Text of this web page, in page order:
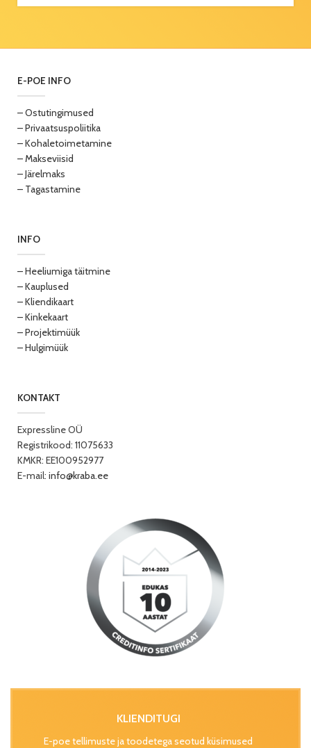
E-POE INFO
– Ostutingimused
– Privaatsuspoliitika
– Kohaletoimetamine
– Makseviisid
– Järelmaks
– Tagastamine
INFO
– Heeliumiga täitmine
– Kauplused
– Kliendikaart
– Kinkekaart
– Projektimüük
– Hulgimüük
KONTAKT
Expressline OÜ
Registrikood: 11075633
KMKR: EE100952977
E-mail: info@kraba.ee
KLIENDITUGI
E-poe tellimuste ja toodetega seotud küsimused